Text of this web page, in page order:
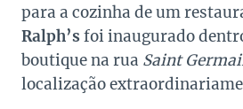
para a cozinha de um
Ralph’s foi inaugurado
boutique na rua Saint
localização